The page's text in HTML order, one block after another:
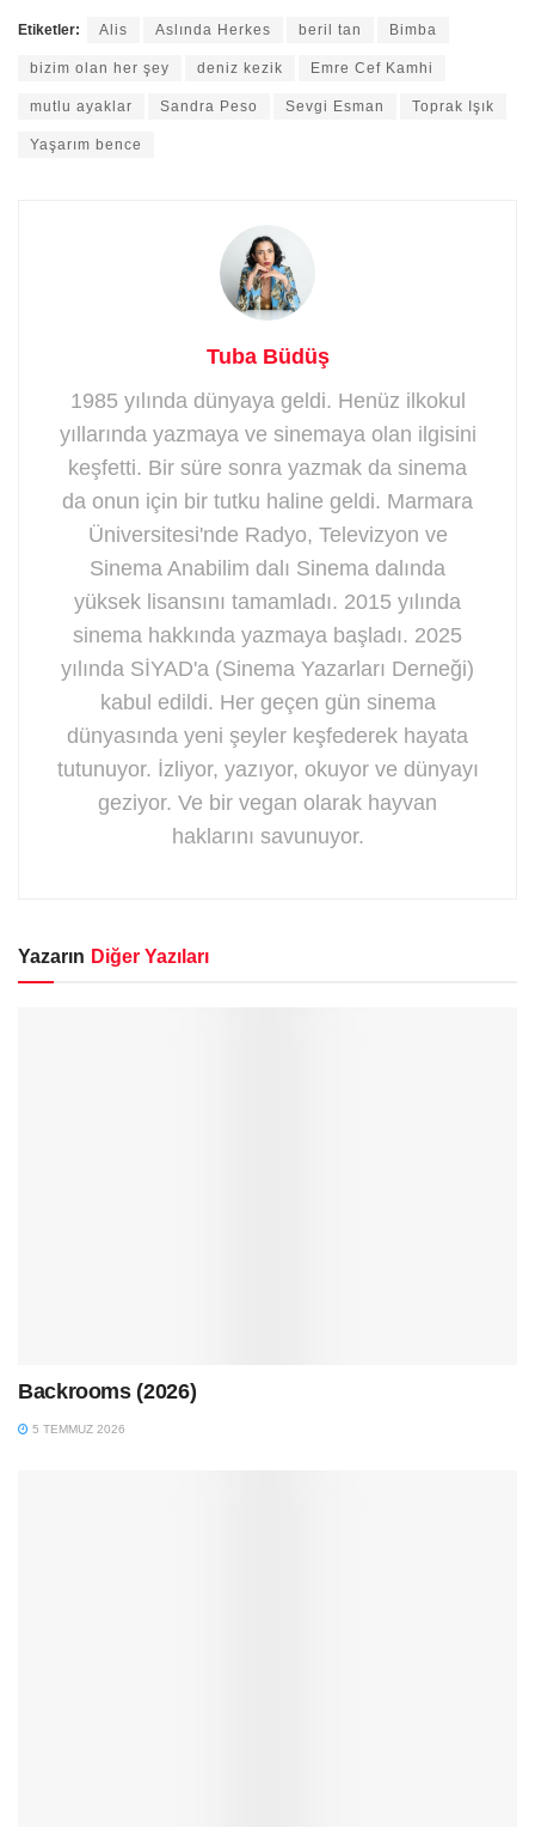
Etiketler: Alis Aslında Herkes beril tan Bimba
bizim olan her şey deniz kezik Emre Cef Kamhi
mutlu ayaklar Sandra Peso Sevgi Esman Toprak Işık
Yaşarım bence
Tuba Büdüş
1985 yılında dünyaya geldi. Henüz ilkokul
yıllarında yazmaya ve sinemaya olan ilgisini
keşfetti. Bir süre sonra yazmak da sinema
da onun için bir tutku haline geldi. Marmara
Üniversitesi'nde Radyo, Televizyon ve
Sinema Anabilim dalı Sinema dalında
yüksek lisansını tamamladı. 2015 yılında
sinema hakkında yazmaya başladı. 2025
yılında SİYAD'a (Sinema Yazarları Derneği)
kabul edildi. Her geçen gün sinema
dünyasında yeni şeyler keşfederek hayata
tutunuyor. İzliyor, yazıyor, okuyor ve dünyayı
geziyor. Ve bir vegan olarak hayvan
haklarını savunuyor.
Yazarın Diğer Yazıları
Backrooms (2026)
5 TEMMUZ 2026